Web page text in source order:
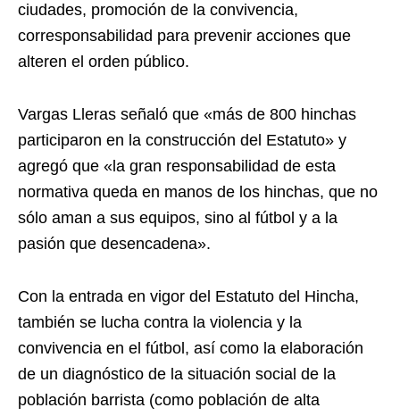
ciudades, promoción de la convivencia,
corresponsabilidad para prevenir acciones que
alteren el orden público.
Vargas Lleras señaló que «más de 800 hinchas
participaron en la construcción del Estatuto» y
agregó que «la gran responsabilidad de esta
normativa queda en manos de los hinchas, que no
sólo aman a sus equipos, sino al fútbol y a la
pasión que desencadena».
Con la entrada en vigor del Estatuto del Hincha,
también se lucha contra la violencia y la
convivencia en el fútbol, así como la elaboración
de un diagnóstico de la situación social de la
población barrista (como población de alta